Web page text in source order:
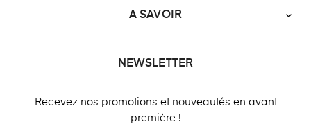
A SAVOIR 
NEWSLETTER
Recevez nos promotions et nouveautés en avant
première !